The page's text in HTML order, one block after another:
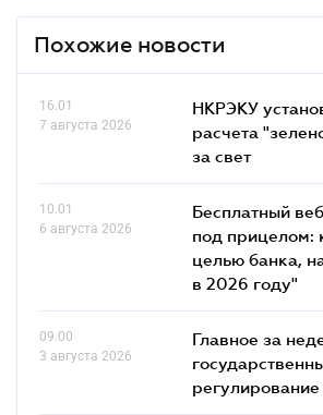
Похожие новости
16.01
7 августа 2026
НКРЭКУ
расчета
за свет
10.01
6 августа 2026
Бесплатный
под прицелом:
целью банка,
в 2026 году"
09.00
3 августа 2026
Главное за
регулирование